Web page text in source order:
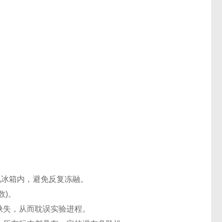
箱内，避免反复冻融。
。
，从而耽误实验进程。